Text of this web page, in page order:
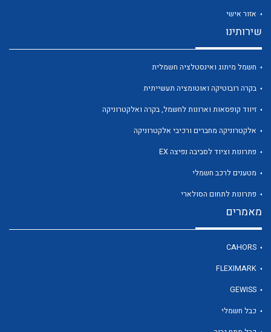
אזור אישי
שירותינו
חשמל מיתוג ואינסטלציה חשמלית
בקרה רובוטיקה ואוטומציה תעשייתית
זיווד קופסאות וארונות לחשמל, בקרה ואלקטרוניקה
אלקטרוניקה מחברים ורכיבי אלקטרוניקה
פתרונות וציוד לסביבה נפיצה EX
מטענים לרכב חשמלי
פתרונות לתחום הסולארי
מאמרים
CAHORS
FLEXIMARK
GEWISS
כבל חשמלי